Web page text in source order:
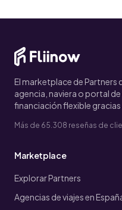
El marketplace de Partners
agencia, naviera o portal
financiación flexible gracias
Más de 65.308 reseñas de
Marketplace
Explorar Partners
Agencias de viajes en